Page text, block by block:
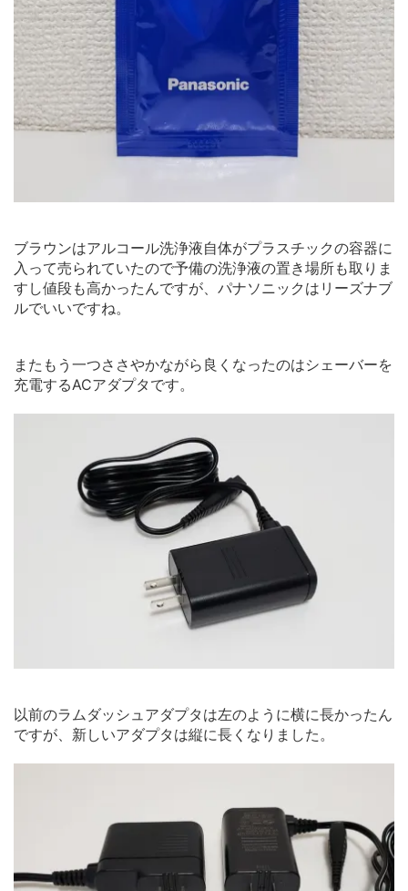
ブラウンはアルコール洗浄液自体がプラスチックの容器に
入って売られていたので予備の洗浄液の置き場所も取りま
すし値段も高かったんですが、パナソニックはリーズナブ
ルでいいですね。
またもう一つささやかながら良くなったのはシェーバーを
充電するACアダプタです。
以前のラムダッシュアダプタは左のように横に長かったん
ですが、新しいアダプタは縦に長くなりました。